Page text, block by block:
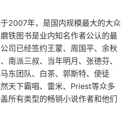
2007年，是国内规模最大的大众
铁图书是业内知名作者公认的最
司已经签约王蒙、周国平、余秋
南派三叔、当年明月、张德芬、
东团队、白茶、郭斯特、使徒
天下霸唱、雷米、Priest等众多
所有类型的畅销小说作者和他们